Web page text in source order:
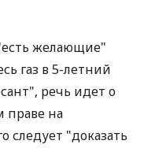
желающие"
газ в 5-летний
речь идет о
праве на
следует "доказать